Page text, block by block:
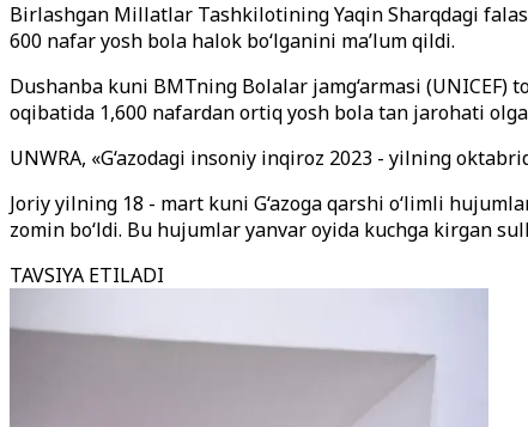
Birlashgan Millatlar Tashkilotining Yaqin Sharqdagi
600 nafar yosh bola halok bo‘lganini ma’lum qildi.
Dushanba kuni BMTning Bolalar jamg‘armasi
oqibatida 1,600 nafardan ortiq yosh bola tan jarohati
UNWRA, «G‘azodagi insoniy inqiroz 2023 - yilning
Joriy yilning 18 - mart kuni G‘azoga qarshi o‘limli
zomin bo‘ldi. Bu hujumlar yanvar oyida kuchga kirgan
TAVSIYA ETILADI